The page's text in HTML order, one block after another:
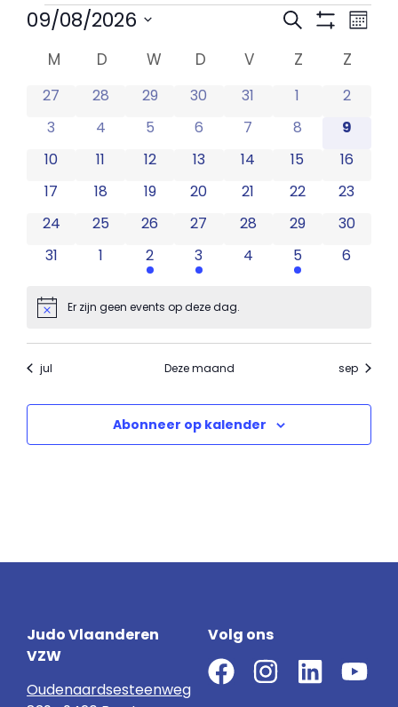
and
Views
Zoeken Maand
09/08/2026
eenKalender
van
Events
M D W D V Z Z
0 events
27 0 events
28 0 events
29 0 events
30 0 events
31 0 events
1 0
2
0 events
3 0 events
4 0 events
5 0 events
6 0 events
7 0 events
8 0
9
0 events
10 0 events
11 0 events
12 0 events
13 0 events
14 0 events
15 0
16
0 events
17 0 events
18 0 events
19 0 events
20 0 events
21 0 events
22 0 events
23
0 events
24 0 events
25 0 events
26 0 events
27 0 events
28 0 events
29 0 events
30
0 events
31 0 events
1 1 event
2 2 events
3 0 events
4 22 events
5 0
6
NoticeEr zijn geen events op deze dag.
jul Deze maand sep
Abonneer op kalender
Judo Vlaanderen
VZW
Oudenaardsesteenweg
Volg ons